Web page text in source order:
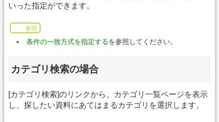
いった指定ができます。
参照
条件の一致方式を指定するを参照してください。
カテゴリ検索の場合
[カテゴリ検索]のリンクから、カテゴリ一覧ページを表示
し、探したい資料にあてはまるカテゴリを選択します。